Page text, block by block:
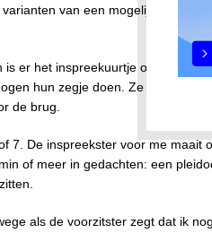
van een mogelijke
er het inspreekuurtje over de
hun zegje doen. Ze zijn
de brug.
7. De inspreekster voor me maait
of meer in gedachten: een
als de voorzitster zegt dat ik